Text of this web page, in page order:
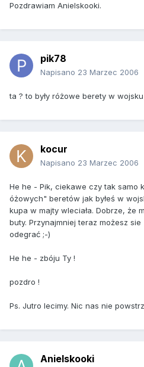
Pozdrawiam Anielskooki.
pik78
Napisano 23 Marzec 2006
ta ? to były różowe berety w wojsku
kocur
Napisano 23 Marzec 2006
He he - Pik, ciekawe czy tak samo
óżowych" beretów jak byłeś w
kupa w majty wleciała. Dobrze, że
buty. Przynajmniej teraz możesz sie
odegrać ;-)
He he - zbóju Ty !
pozdro !
Ps. Jutro lecimy. Nic nas nie
Anielskooki